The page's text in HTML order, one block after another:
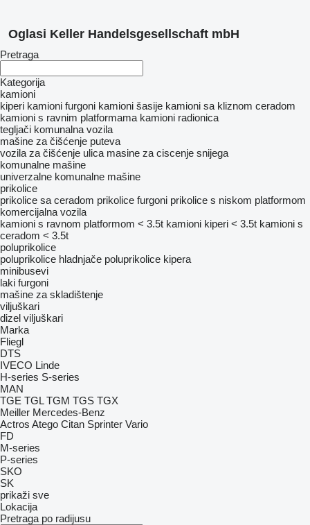
Oglasi Keller Handelsgesellschaft mbH
Pretraga
Kategorija
kamioni
kiperi kamioni furgoni kamioni šasije kamioni sa kliznom ceradom
kamioni s ravnim platformama kamioni radionica
tegljači komunalna vozila
mašine za čišćenje puteva
vozila za čišćenje ulica masine za ciscenje snijega
komunalne mašine
univerzalne komunalne mašine
prikolice
prikolice sa ceradom prikolice furgoni prikolice s niskom platformom
komercijalna vozila
kamioni s ravnom platformom < 3.5t kamioni kiperi < 3.5t kamioni s
ceradom < 3.5t
poluprikolice
poluprikolice hladnjače poluprikolice kipera
minibusevi
laki furgoni
mašine za skladištenje
viljuškari
dizel viljuškari
Marka
Fliegl
DTS
IVECO Linde
H-series S-series
MAN
TGE TGL TGM TGS TGX
Meiller Mercedes-Benz
Actros Atego Citan Sprinter Vario
FD
M-series
P-series
SKO
SK
prikaži sve
Lokacija
Pretraga po radijusu